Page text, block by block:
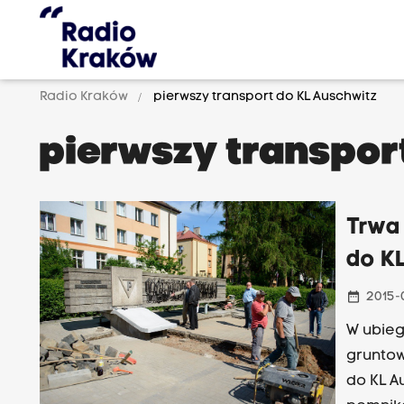
Radio Kraków pierwszy transport do KL Auschwitz
pierwszy
do
date_range 2015-
W
do KL